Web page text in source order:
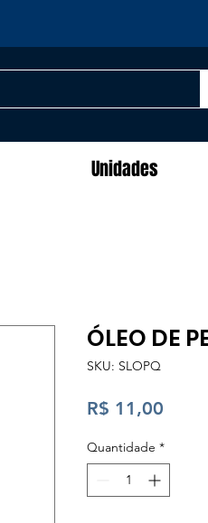
Unidades
ÓLEO DE
SKU: SLOPQ
R$ 11,00
Quantidade *